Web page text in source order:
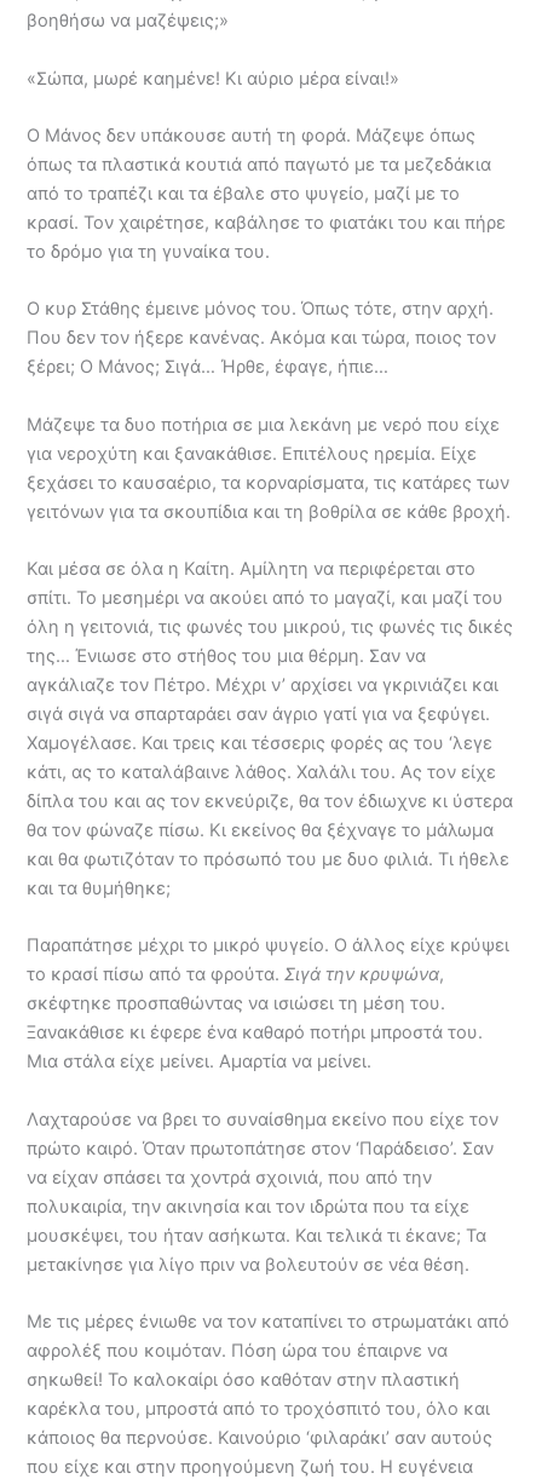
βοηθήσω να μαζέψεις;»
«Σώπα, μωρέ καημένε! Κι αύριο μέρα είναι!»
Ο Μάνος δεν υπάκουσε αυτή τη φορά. Μάζεψε όπως
όπως τα πλαστικά κουτιά από παγωτό με τα μεζεδάκια
από το τραπέζι και τα έβαλε στο ψυγείο, μαζί με το
κρασί. Τον χαιρέτησε, καβάλησε το φιατάκι του και πήρε
το δρόμο για τη γυναίκα του.
Ο κυρ Στάθης έμεινε μόνος του. Όπως τότε, στην αρχή.
Που δεν τον ήξερε κανένας. Ακόμα και τώρα, ποιος τον
ξέρει; Ο Μάνος; Σιγά… Ήρθε, έφαγε, ήπιε…
Μάζεψε τα δυο ποτήρια σε μια λεκάνη με νερό που είχε
για νεροχύτη και ξανακάθισε. Επιτέλους ηρεμία. Είχε
ξεχάσει το καυσαέριο, τα κορναρίσματα, τις κατάρες των
γειτόνων για τα σκουπίδια και τη βοθρίλα σε κάθε βροχή.
Και μέσα σε όλα η Καίτη. Αμίλητη να περιφέρεται στο
σπίτι. Το μεσημέρι να ακούει από το μαγαζί, και μαζί του
όλη η γειτονιά, τις φωνές του μικρού, τις φωνές τις δικές
της… Ένιωσε στο στήθος του μια θέρμη. Σαν να
αγκάλιαζε τον Πέτρο. Μέχρι ν’ αρχίσει να γκρινιάζει και
σιγά σιγά να σπαρταράει σαν άγριο γατί για να ξεφύγει.
Χαμογέλασε. Και τρεις και τέσσερις φορές ας του ‘λεγε
κάτι, ας το καταλάβαινε λάθος. Χαλάλι του. Ας τον είχε
δίπλα του και ας τον εκνεύριζε, θα τον έδιωχνε κι ύστερα
θα τον φώναζε πίσω. Κι εκείνος θα ξέχναγε το μάλωμα
και θα φωτιζόταν το πρόσωπό του με δυο φιλιά. Τι ήθελε
και τα θυμήθηκε;
Παραπάτησε μέχρι το μικρό ψυγείο. Ο άλλος είχε κρύψει
το κρασί πίσω από τα φρούτα.Σιγά την κρυψώνα,
σκέφτηκε προσπαθώντας να ισιώσει τη μέση του.
Ξανακάθισε κι έφερε ένα καθαρό ποτήρι μπροστά του.
Μια στάλα είχε μείνει. Αμαρτία να μείνει.
Λαχταρούσε να βρει το συναίσθημα εκείνο που είχε τον
πρώτο καιρό. Όταν πρωτοπάτησε στον ‘Παράδεισο’. Σαν
να είχαν σπάσει τα χοντρά σχοινιά, που από την
πολυκαιρία, την ακινησία και τον ιδρώτα που τα είχε
μουσκέψει, του ήταν ασήκωτα. Και τελικά τι έκανε; Τα
μετακίνησε για λίγο πριν να βολευτούν σε νέα θέση.
Με τις μέρες ένιωθε να τον καταπίνει το στρωματάκι από
αφρολέξ που κοιμόταν. Πόση ώρα του έπαιρνε να
σηκωθεί! Το καλοκαίρι όσο καθόταν στην πλαστική
καρέκλα του, μπροστά από το τροχόσπιτό του, όλο και
κάποιος θα περνούσε. Καινούριο ‘φιλαράκι’ σαν αυτούς
που είχε και στην προηγούμενη ζωή του. Η ευγένεια